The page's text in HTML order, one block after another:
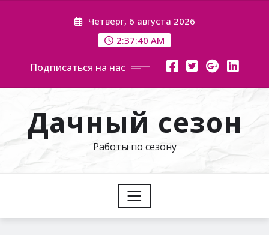
Четверг, 6 августа 2026
2:37:41 AM
Подписаться на нас
Дачный сезон
Работы по сезону